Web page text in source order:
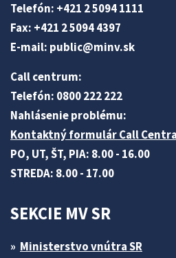
Telefón: +421 2 5094 1111
Fax: +421 2 5094 4397
E-mail: public@minv.sk
Call centrum:
Telefón: 0800 222 222
Nahlásenie problému:
Kontaktný formulár Call Centra
PO, UT, ŠT, PIA: 8.00 - 16.00
STREDA: 8.00 - 17.00
SEKCIE MV SR
Ministerstvo vnútra SR